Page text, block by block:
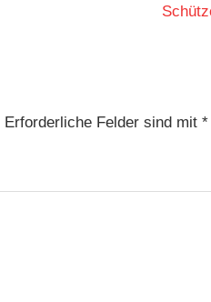
Erforderliche Felder sind mit *